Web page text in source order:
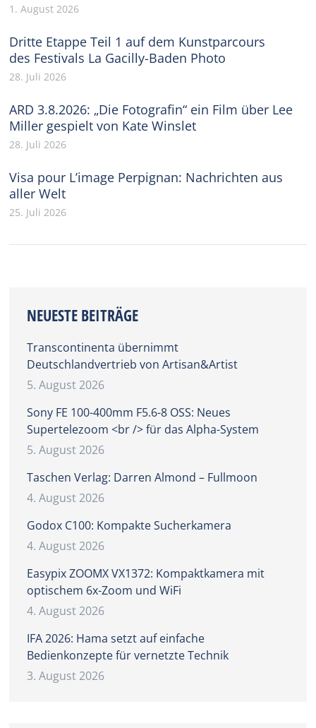
1. August 2026
Dritte Etappe Teil 1 auf dem Kunstparcours
des Festivals La Gacilly-Baden Photo
28. Juli 2026
ARD 3.8.2026: „Die Fotografin“ ein Film über Lee
Miller gespielt von Kate Winslet
28. Juli 2026
Visa pour L’image Perpignan: Nachrichten aus
aller Welt
25. Juli 2026
NEUESTE BEITRÄGE
Transcontinenta übernimmt
Deutschlandvertrieb von Artisan&Artist
5. August 2026
Sony FE 100-400mm F5.6-8 OSS: Neues
Supertelezoom <br /> für das Alpha-System
5. August 2026
Taschen Verlag: Darren Almond – Fullmoon
4. August 2026
Godox C100: Kompakte Sucherkamera
4. August 2026
Easypix ZOOMX VX1372: Kompaktkamera mit
optischem 6x-Zoom und WiFi
4. August 2026
IFA 2026: Hama setzt auf einfache
Bedienkonzepte für vernetzte Technik
3. August 2026